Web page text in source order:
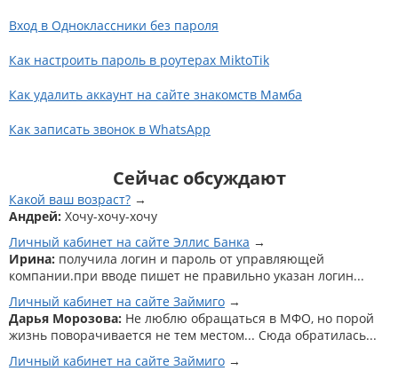
Вход в Одноклассники без пароля
Как настроить пароль в роутерах MiktoTik
Как удалить аккаунт на сайте знакомств Мамба
Как записать звонок в WhatsApp
Сейчас обсуждают
Какой ваш возраст?
Андрей: Хочу-хочу-хочу
Личный кабинет на сайте Эллис Банка
Ирина: получила логин и пароль от управляющей
компании.при вводе пишет не правильно указан логин...
Личный кабинет на сайте Займиго
Дарья Морозова: Не люблю обращаться в МФО, но порой
жизнь поворачивается не тем местом... Сюда обратилась...
Личный кабинет на сайте Займиго